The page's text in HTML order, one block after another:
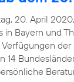
20. April
in Bayern und
14